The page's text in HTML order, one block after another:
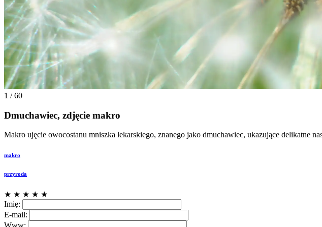
1 / 60
Dmuchawiec, zdjęcie makro
Makro ujęcie owocostanu mniszka lekarskiego, znanego jako dmuchawiec, ukazujące delikatne
makro
przyroda
★ ★ ★ ★ ★
Imię:
E-mail: